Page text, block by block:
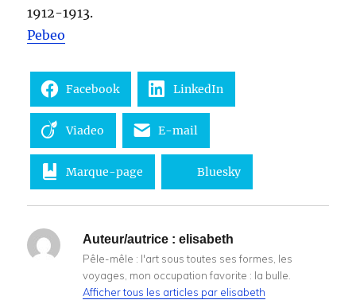
1912-1913.
Pebeo
Facebook LinkedIn
Viadeo E-mail
Marque-page Bluesky
Auteur/autrice : elisabeth
Pêle-mêle : l'art sous toutes ses formes, les
voyages, mon occupation favorite : la bulle.
Afficher tous les articles par elisabeth